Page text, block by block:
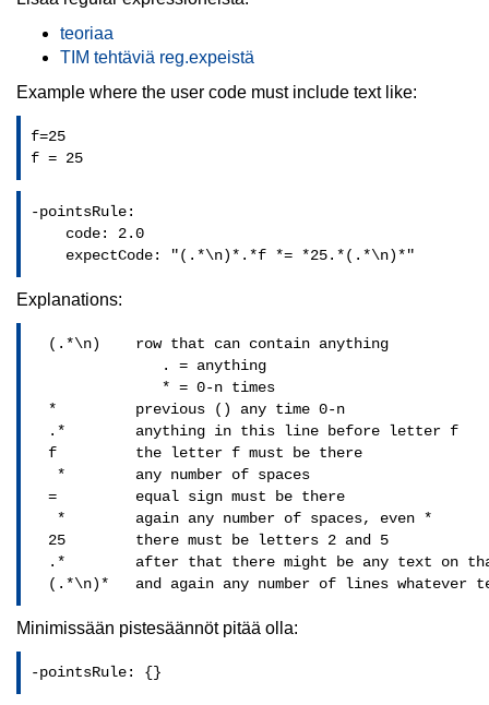
teoriaa
TIM tehtäviä reg.expeistä
Example where the user code must include text like:
f=25
f = 25
-pointsRule:
    code: 2.0
Explanations:
  (.*\n)    row that can contain anything
               . = anything
               * = 0-n times
  *         previous () any time 0-n
  .*        anything in this line before letter f
  f         the letter f must be there
   *        any number of spaces
  =         equal sign must be there
   *        again any number of spaces, even *
  25        there must be letters 2 and 5
.*        after that there might be any text on
Minimissään pistesäännöt pitää olla:
-pointsRule: {}